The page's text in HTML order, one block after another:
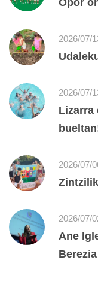
2026/07/
2026/07/
Lizarra
2026/07/
2026/07/
Ane
Berezia